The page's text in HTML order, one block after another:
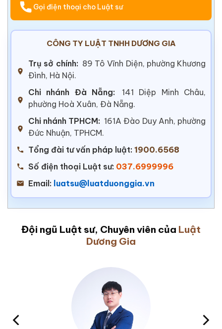
Gọi điện thoại cho Luật sư
CÔNG TY LUẬT TNHH DƯƠNG GIA
Trụ sở chính: 89 Tô Vĩnh Diện, phường Khương
Đình, Hà Nội.
Chi nhánh Đà Nẵng:
141 Diệp Minh Châu,
phường Hoà Xuân, Đà Nẵng.
Chi nhánh TPHCM: 161A Đào Duy Anh, phường
Đức Nhuận, TPHCM.
Tổng đài tư vấn pháp luật: 1900.6568
Số điện thoại Luật sư: 037.6999996
Email: luatsu@luatduonggia.vn
Đội ngũ Luật sư, Chuyên viên của Luật
Dương Gia